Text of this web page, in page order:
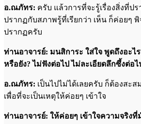
อ.ณภัทร: ครับ แล้วการที่จะรู้เรื่องสิ่งที่ป
ปรากฏกับสภาพรู้ที่เรียกว่า เห็น ก็ค่อยๆ
ปรากฏครับ
ท่านอาจารย์: มนสิการะ ใส่ใจ พูดถึงอะไ
หรือยัง? ไม่ฟังต่อไป ไม่ละเอียดลึกซึ้งต่อไ
อ.ณภัทร: เป็นไปไม่ได้เลยครับ ก็ต้องสะ
เพื่อที่จะเป็นเหตุให้ค่อยๆ เข้าใจ
ท่านอาจารย์: ให้ค่อยๆ เข้าใจความจริงที่